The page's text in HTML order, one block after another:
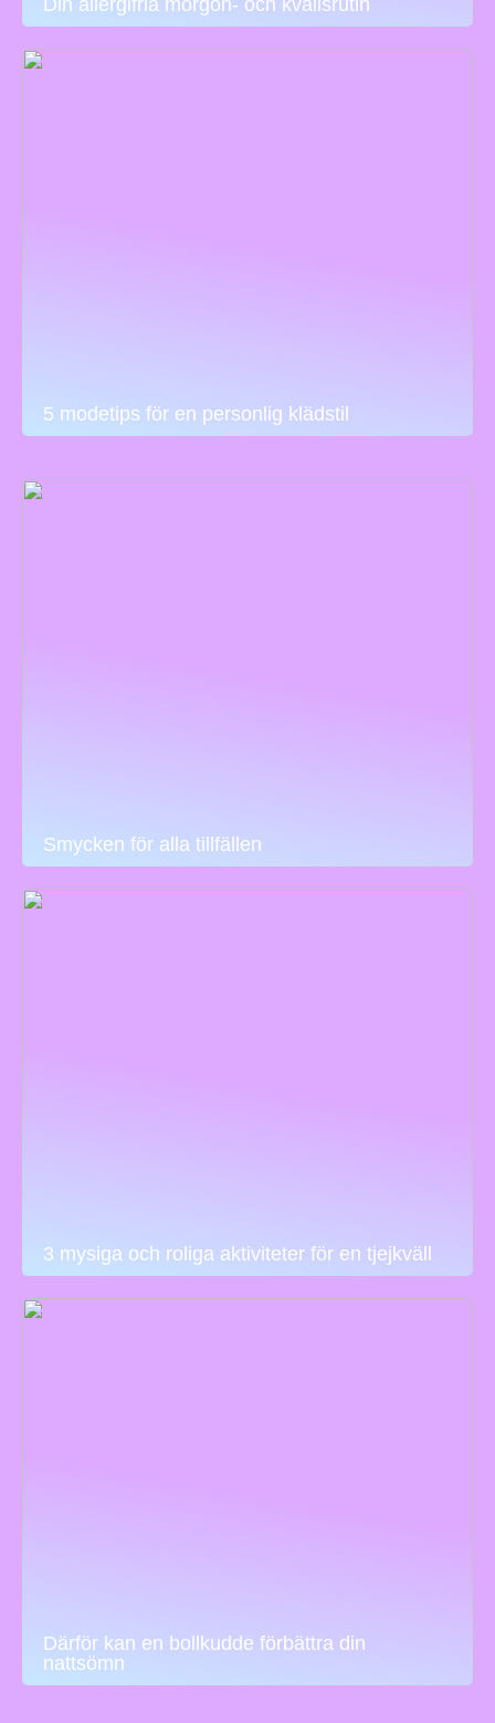
Din allergifria morgon- och kvällsrutin
5 modetips för en personlig klädstil
Smycken för alla tillfällen
3 mysiga och roliga aktiviteter för en tjejkväll
Därför kan en bollkudde förbättra din
nattsömn